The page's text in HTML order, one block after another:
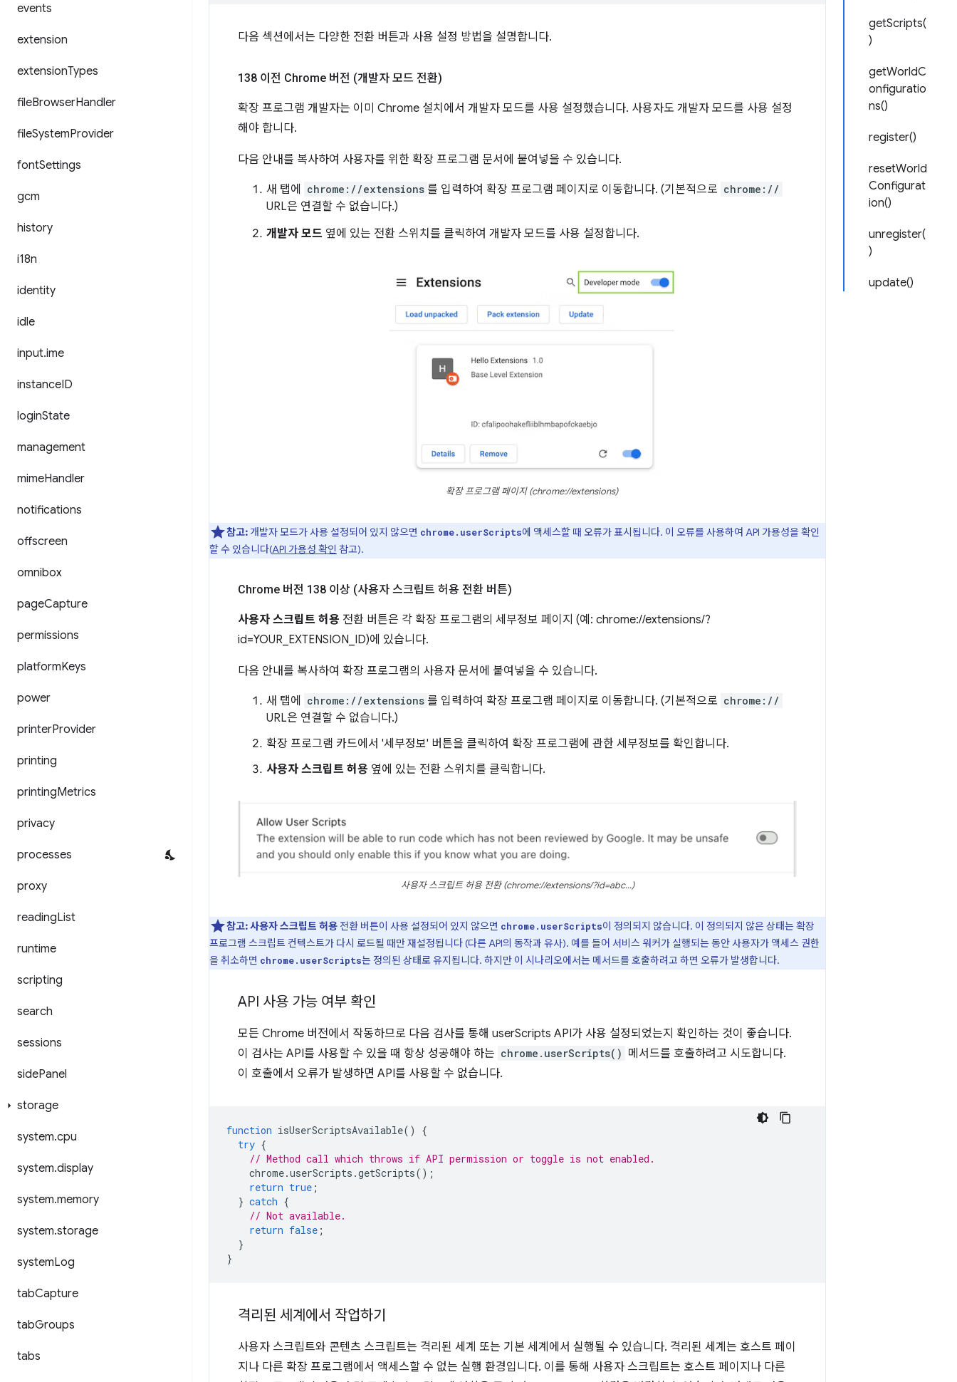
events
extension
extensionTypes
fileBrowserHandler
fileSystemProvider
fontSettings
gcm
history
i18n
identity
idle
input.ime
instanceID
loginState
management
mimeHandler
notifications
offscreen
omnibox
pageCapture
permissions
platformKeys
power
printerProvider
printing
printingMetrics
privacy
processes
proxy
readingList
runtime
scripting
search
sessions
sidePanel
storage
system.cpu
system.display
system.memory
system.storage
systemLog
tabCapture
tabGroups
tabs
getScripts(
)
getWorldC
onfiguratio
ns()
register()
resetWorld
Configurat
ion()
unregister(
)
update()
다음 섹션에서는 다양한 전환 버튼과 사용 설정 방법을 설명합니다.
138 이전 Chrome 버전 (개발자 모드 전환)
확장 프로그램 개발자는 이미 Chrome 설치에서 개발자 모드를 사용 설정했습니다. 사용자도 개발자 모드를 사용 설정
해야 합니다.
다음 안내를 복사하여 사용자를 위한 확장 프로그램 문서에 붙여넣을 수 있습니다.
새 탭에 chrome://extensions 를 입력하여 확장 프로그램 페이지로 이동합니다. (기본적으로 chrome://
URL은 연결할 수 없습니다.)
개발자 모드 옆에 있는 전환 스위치를 클릭하여 개발자 모드를 사용 설정합니다.
확장 프로그램 페이지 (chrome://extensions)
참고: 개발자 모드가 사용 설정되어 있지 않으면 chrome.userScripts에 액세스할 때 오류가 표시됩니다. 이 오류를 사용하여 API 가용성을 확인
할 수 있습니다(API 가용성 확인 참고).
Chrome 버전 138 이상 (사용자 스크립트 허용 전환 버튼)
사용자 스크립트 허용 전환 버튼은 각 확장 프로그램의 세부정보 페이지 (예: chrome://extensions/?
id=YOUR_EXTENSION_ID)에 있습니다.
다음 안내를 복사하여 확장 프로그램의 사용자 문서에 붙여넣을 수 있습니다.
새 탭에 chrome://extensions 를 입력하여 확장 프로그램 페이지로 이동합니다. (기본적으로 chrome://
URL은 연결할 수 없습니다.)
확장 프로그램 카드에서 '세부정보' 버튼을 클릭하여 확장 프로그램에 관한 세부정보를 확인합니다.
사용자 스크립트 허용 옆에 있는 전환 스위치를 클릭합니다.
사용자 스크립트 허용 전환 (chrome://extensions/?id=abc...)
참고:사용자 스크립트 허용 전환 버튼이 사용 설정되어 있지 않으면 chrome.userScripts이 정의되지 않습니다. 이 정의되지 않은 상태는 확장
프로그램 스크립트 컨텍스트가 다시 로드될 때만 재설정됩니다 (다른 API의 동작과 유사). 예를 들어 서비스 워커가 실행되는 동안 사용자가 액세스 권한
을 취소하면 chrome.userScripts는 정의된 상태로 유지됩니다. 하지만 이 시나리오에서는 메서드를 호출하려고 하면 오류가 발생합니다.
API 사용 가능 여부 확인
모든 Chrome 버전에서 작동하므로 다음 검사를 통해 userScripts API가 사용 설정되었는지 확인하는 것이 좋습니다.
이 검사는 API를 사용할 수 있을 때 항상 성공해야 하는 chrome.userScripts() 메서드를 호출하려고 시도합니다.
이 호출에서 오류가 발생하면 API를 사용할 수 없습니다.
function isUserScriptsAvailable()
{
try {
// Method call which throws if API permission or toggle is not enabled.
chrome.userScripts .getScripts();
return true ;
} catch {
// Not available.
return false ;
}
}
격리된 세계에서 작업하기
사용자 스크립트와 콘텐츠 스크립트는 격리된 세계 또는 기본 세계에서 실행될 수 있습니다. 격리된 세계는 호스트 페이
지나 다른 확장 프로그램에서 액세스할 수 없는 실행 환경입니다. 이를 통해 사용자 스크립트는 호스트 페이지나 다른